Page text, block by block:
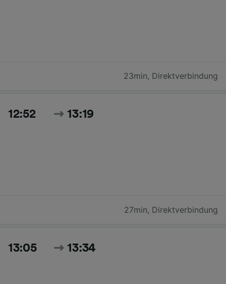
23min, Direktverbindung
12:52 13:19
27min, Direktverbindung
13:05 13:34